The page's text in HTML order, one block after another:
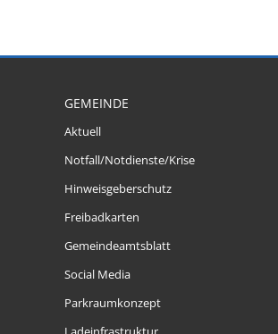
GEMEINDE
Aktuell
Notfall/Notdienste/Krise
Hinweisgeberschutz
Freibadkarten
Gemeindeamtsblatt
Social Media
Parkraumkonzept